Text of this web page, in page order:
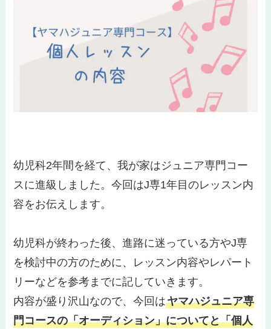
幼児科2年間を経て、我が家はジュニア専門コー
スに進級しました。今回はJ専1年目のレッスン内
容をお伝えします。
幼児科が終わった後、進路に迷っている方やJ専
を検討中の方のために、レッスン内容やレパート
リーなどを参考までに記していきます。
内容が盛り沢山なので、今回はヤマハジュニア専
門コースの「オーディション」についてと「個人